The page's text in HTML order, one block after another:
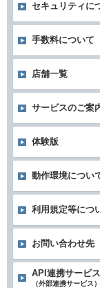
セキュリティに
手数料について
店舗一覧
サービスのご案
体験版
動作環境につい
利用規定等につ
お問い合わせ先
API連携サービス
（外部連携サービス）